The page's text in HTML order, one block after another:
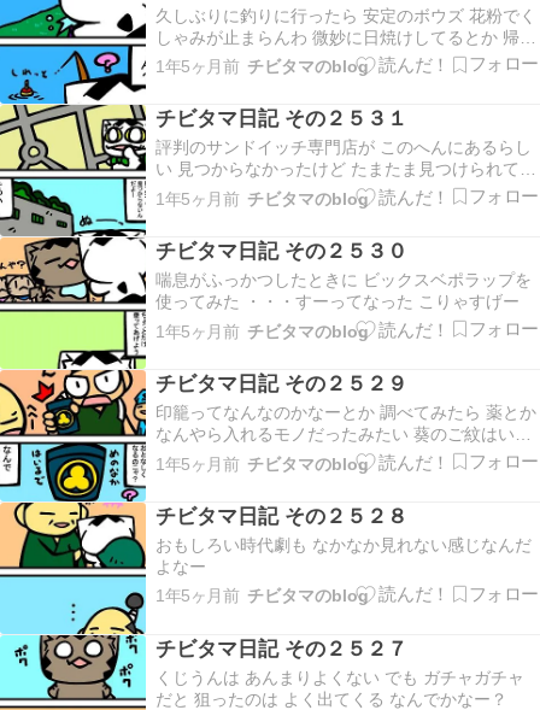
久しぶりに釣りに行ったら 安定のボウズ 花粉でく
しゃみが止まらんわ 微妙に日焼けしてるとか 帰っ
てきたら疲れて寝てしまった で 起きたらすっきり
してた 悪かったのか 良かったのか うーん？
1年5ヶ月前 チビタマのblog
チビタマ日記 その２５３１
評判のサンドイッチ専門店が このへんにあるらし
い 見つからなかったけど たまたま見つけられて入
店 そしたら もうじき閉店するんだって うぬぬ
1年5ヶ月前 チビタマのblog
チビタマ日記 その２５３０
喘息がふっかつしたときに ビックスベポラップを
使ってみた ・・・すーってなった こりゃすげー
1年5ヶ月前 チビタマのblog
チビタマ日記 その２５２９
印籠ってなんなのかなーとか 調べてみたら 薬とか
なんやら入れるモノだったみたい 葵のご紋はいら
ないけど ちょっとほしい
1年5ヶ月前 チビタマのblog
チビタマ日記 その２５２８
おもしろい時代劇も なかなか見れない感じなんだ
よなー
1年5ヶ月前 チビタマのblog
チビタマ日記 その２５２７
くじうんは あんまりよくない でも ガチャガチャ
だと 狙ったのは よく出てくる なんでかなー？